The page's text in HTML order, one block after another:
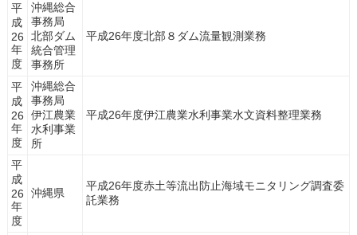
平
成
26
年
度
沖縄総合
事務局
北部ダム
統合管理
事務所
平成26年度北部８ダム流量観測業務
平
成
26
年
度
沖縄総合
事務局
伊江農業
水利事業
所
平成26年度伊江農業水利事業水文資料整理業務
平
成
26
年
度
沖縄県
平成26年度赤土等流出防止海域モニタリング調査委
託業務